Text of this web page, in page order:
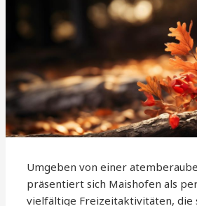
Umgeben von einer
präsentiert sich Maishofen als
vielfältige Freizeitaktivitäten, die